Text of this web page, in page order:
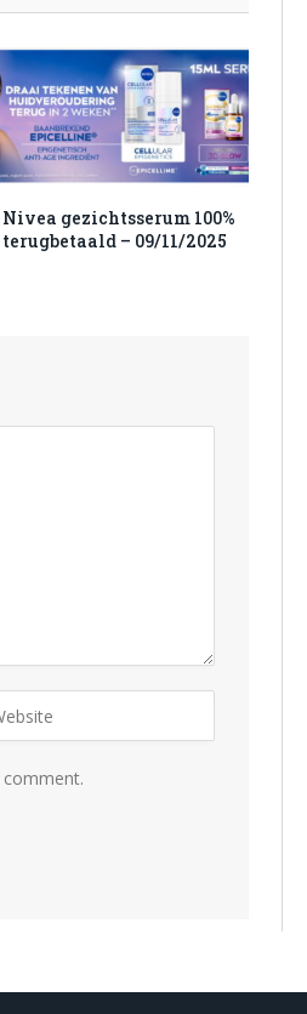
Nivea gezichtsserum 100%
terugbetaald – 09/11/2025